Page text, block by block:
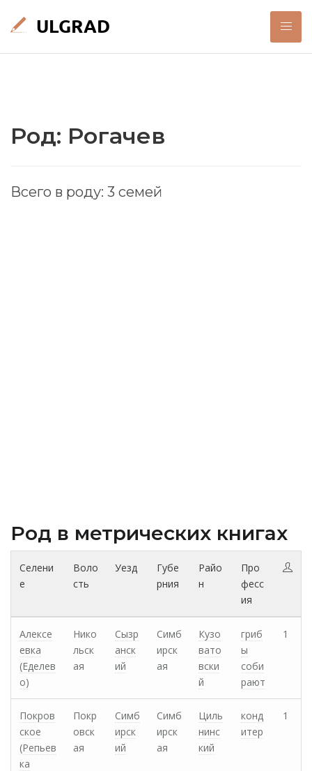
Род: Рогачев
Всего в роду: 3 семей
Род в метрических книгах
Селени
е
Воло
сть
Уезд
Губе
рния
Райо
н
Про
фесс
ия
Алексе
евка
(Еделев
о)
Нико
льск
ая
Сызр
анск
ий
Симб
ирск
ая
Кузо
вато
вски
й
гриб
ы
соби
рают
1
Покров
ское
(Репьев
ка
Покр
овск
ая
Симб
ирск
ий
Симб
ирск
ая
Циль
нинс
кий
конд
итер
1